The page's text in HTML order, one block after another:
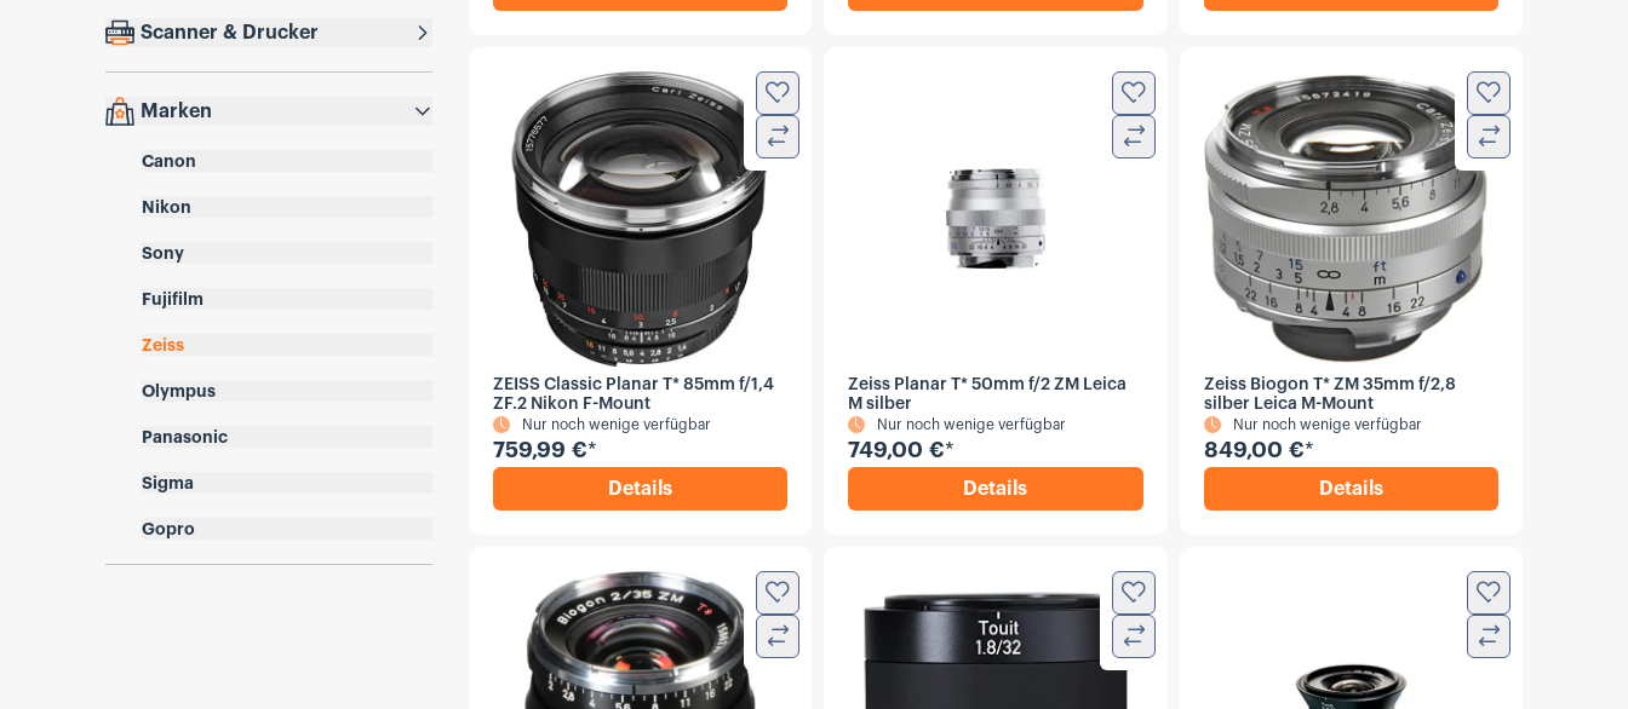
Scanner & Drucker
Marken
Canon
Nikon
Sony
Fujifilm
Zeiss
Olympus
Panasonic
Sigma
Gopro
Zur Wunschliste hinzufügen
Vergleichen
ZEISS Classic Planar T* 85mm f/1,4
ZF.2 Nikon F-Mount
Nur noch wenige verfügbar
759,99 €*
Details
,ZEISS Classic Planar T* 85mm f/1,4 ZF.2 Nikon F-Mount
Zur Wunschliste hinzufügen
Vergleichen
Zeiss Planar T* 50mm f/2 ZM Leica
M silber
Nur noch wenige verfügbar
749,00 €*
Details
,Zeiss Planar T* 50mm f/2 ZM Leica M silber
Zur
Vergleichen
Zeiss Biogon T* ZM 35mm f/2,8
silber Leica M-Mount
Nur noch wenige verfügbar
849,00 €*
Details
,Zeiss Biogon T* ZM 35mm
Zur Wunschliste hinzufügen
Vergleichen
Zur Wunschliste hinzufügen
Vergleichen
Zur
Vergleichen